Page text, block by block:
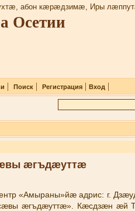
абон кæрæдзимæ, Иры
Осетии
| Поиск| Регистрация| Вход |
ӕгъдӕуттӕ
«Амыраны»йæ адрис: г.
ӕгъдӕуттӕ». Кæсдзæн æй